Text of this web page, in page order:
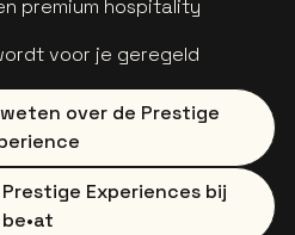
premium hospitality
voor je geregeld
over de Prestige
Experiences bij
be•at